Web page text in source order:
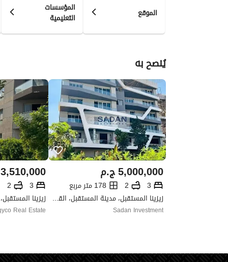
الموقع المؤسسات
التعليمية
يُنصح به
ج.م5,000,000
3
2
178 متر مربع
زيزينا المستقبل، مدينة المستقبل، القاهرة
Sadan Investment
3,510,000
3
2
Real Estate